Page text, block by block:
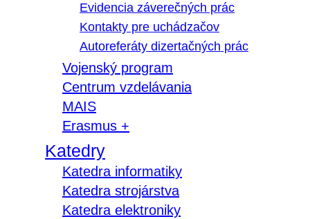
Evidencia záverečných prác
Kontakty pre uchádzačov
Autoreferáty dizertačných prác
Vojenský program
Centrum vzdelávania
MAIS
Erasmus +
Katedry
Katedra informatiky
Katedra strojárstva
Katedra elektroniky